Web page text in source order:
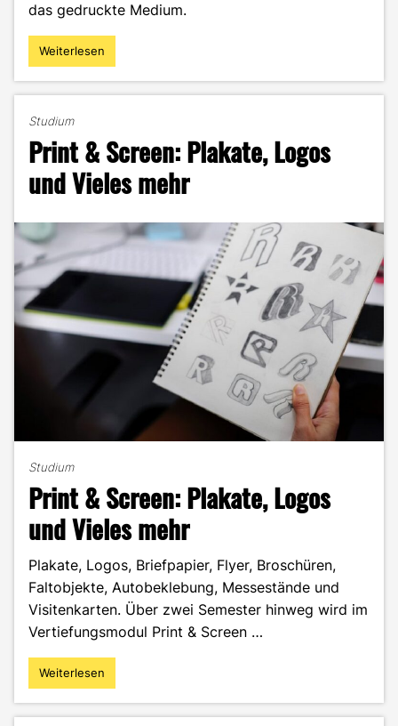
das gedruckte Medium.
"Vauderwange
und
zu
Print"
Weiterlesen
Studium
Print & Screen: Plakate, Logos
und Vieles mehr
Studium
Print & Screen: Plakate, Logos
und Vieles mehr
Plakate, Logos, Briefpapier, Flyer, Broschüren,
Faltobjekte, Autobeklebung, Messestände und
Visitenkarten. Über zwei Semester hinweg wird im
Vertiefungsmodul Print & Screen …
"Print
&
Weiterlesen